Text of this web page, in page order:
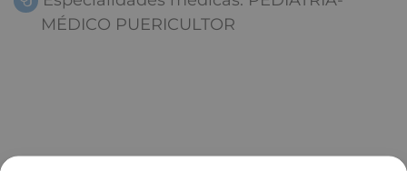
MÉDICO PUERICULTOR